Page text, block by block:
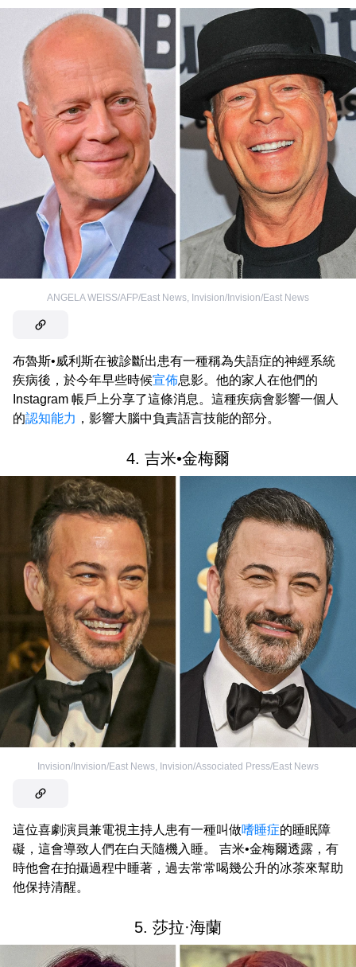
ANGELA WEISS/AFP/East News, Invision/Invision/East News
布魯斯•威利斯在被診斷出患有一種稱為失語症的神經系統
疾病後，於今年早些時候宣佈息影。他的家人在他們的
Instagram 帳戶上分享了這條消息。這種疾病會影響一個人
的認知能力 ，影響大腦中負責語言技能的部分。
4. 吉米•金梅爾
Invision/Invision/East News Invision/Associated Press/East News
這位喜劇演員兼電視主持人患有一種叫做嗜睡症的睡眠障
礙，這會導致人們在白天隨機入睡。 吉米•金梅爾透露，有
時他會在拍攝過程中睡著，過去常常喝幾公升的冰茶來幫助
他保持清醒。
5. 莎拉·海蘭